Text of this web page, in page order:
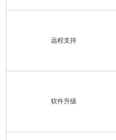
远程支持
软件升级